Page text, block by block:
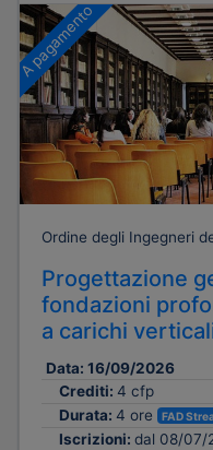
A pagamento
Ordine degli Ingegneri
Progettazione
fondazioni
a carichi
Data: 16/09/2026
Crediti: 4 cfp
Durata: 4 ore FAD
Iscrizioni: dal 08/07/